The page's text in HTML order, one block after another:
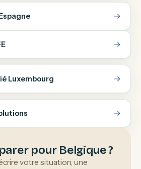
Luxembourg
pour Belgique ?
votre situation, une